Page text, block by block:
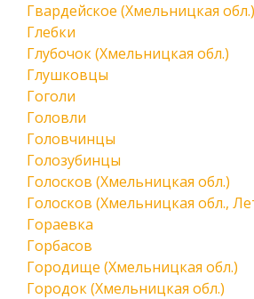
Гвардейское (Хмельницкая обл.)
Глебки
Глубочок (Хмельницкая обл.)
Глушковцы
Гоголи
Головли
Головчинцы
Голозубинцы
Голосков (Хмельницкая обл.)
Голосков (Хмельницкая обл.,
Гораевка
Горбасов
Городище (Хмельницкая обл.)
Городок (Хмельницкая обл.)